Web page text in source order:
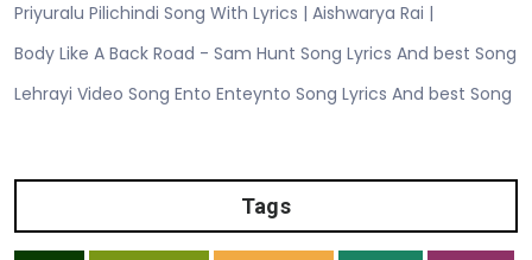
Priyuralu Pilichindi Song With Lyrics | Aishwarya Rai |
Body Like A Back Road - Sam Hunt Song Lyrics And best Song
Lehrayi Video Song Ento Enteynto Song Lyrics And best Song
Tags